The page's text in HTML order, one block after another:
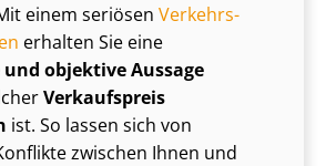
einem seriösen Ver­kehrs­
erhalten Sie eine
objektive Aussage
Verkaufspreis
ist. So lassen sich von
zwischen Ihnen und